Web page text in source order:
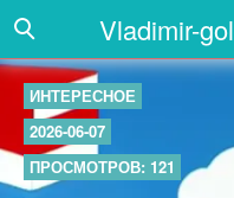
Vladimir-
ИНТЕРЕСНОЕ
2026-06-07
ПРОСМОТРОВ: 121